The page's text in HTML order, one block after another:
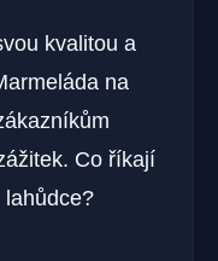
kvalitou a
na
Co říkají
lahůdce?